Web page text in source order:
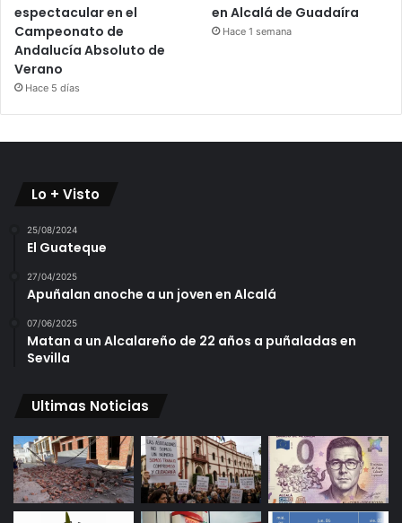
espectacular en el
Campeonato de
Andalucía Absoluto de
Verano
Hace 5 días
en Alcalá de Guadaíra
Hace 1 semana
Lo + Visto
25/08/2024
El Guateque
27/04/2025
Apuñalan anoche a un joven en Alcalá
07/06/2025
Matan a un Alcalareño de 22 años a puñaladas en
Sevilla
Ultimas Noticias